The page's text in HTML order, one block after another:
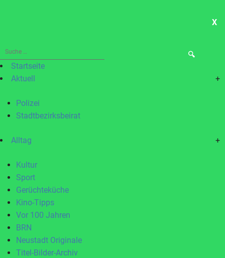
X
Suche
nach:Startseite
Aktuell
+
Polizei
Stadtbezirksbeirat
Alltag +
Kultur
Sport
Gerüchteküche
Kino-Tipps
Vor 100 Jahren
BRN
Neustadt Originale
Titel-Bilder-Archiv